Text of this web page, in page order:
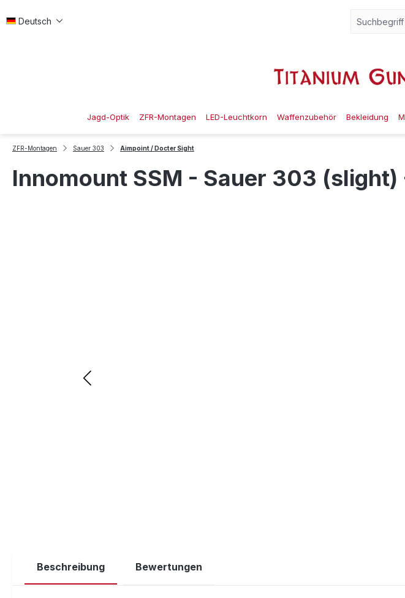
Deutsch
Jagd-Optik ZFR-Montagen LED-Leuchtkorn Waffenzubehör Bekleidung
ZFR-Montagen Sauer 303 Aimpoint / Docter Sight
Innomount SSM - Sauer 303
Beschreibung Bewertungen